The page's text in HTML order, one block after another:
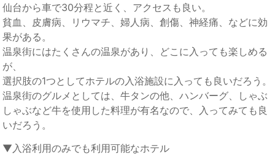
仙台から車で30分程と近く、アクセスも良い。
貧血、皮膚病、リウマチ、婦人病、創傷、神経痛、などに効
果がある。
温泉街にはたくさんの温泉があり、どこに入っても楽しめる
が、
選択肢の1つとしてホテルの入浴施設に入っても良いだろう。
温泉街のグルメとしては、牛タンの他、ハンバーグ、しゃぶ
しゃぶなど牛を使用した料理が有名なので、入ってみても良
いだろう。
▼入浴利用のみでも利用可能なホテル